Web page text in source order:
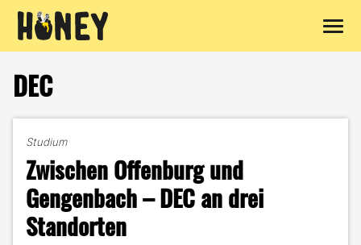
Inhalt
springen
DEC
Studium
Zwischen Offenburg und
Gengenbach – DEC an drei
Standorten